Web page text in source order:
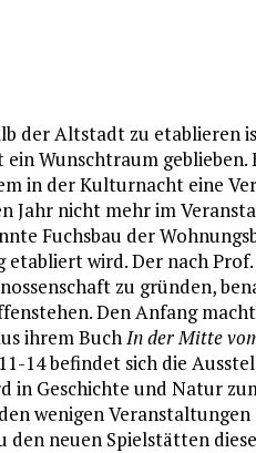
der Altstadt zu etablieren
Wunschtraum geblieben.
in der Kulturnacht eine
Jahr nicht mehr im
Fuchsbau der
wird. Der nach
zu gründen,
Den Anfang
ihrem BuchIn der Mitte
14 befindet sich die
in Geschichte und Natur
wenigen
neuen Spielstätten